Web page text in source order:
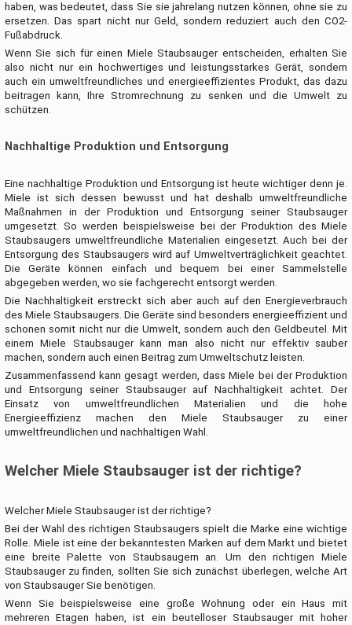
haben, was bedeutet, dass Sie sie jahrelang nutzen können, ohne sie zu
ersetzen. Das spart nicht nur Geld, sondern reduziert auch den CO2-
Fußabdruck.
Wenn Sie sich für einen Miele Staubsauger entscheiden, erhalten Sie
also nicht nur ein hochwertiges und leistungsstarkes Gerät, sondern
auch ein umweltfreundliches und energieeffizientes Produkt, das dazu
beitragen kann, Ihre Stromrechnung zu senken und die Umwelt zu
schützen.
Nachhaltige Produktion und Entsorgung
Eine nachhaltige Produktion und Entsorgung ist heute wichtiger denn je.
Miele ist sich dessen bewusst und hat deshalb umweltfreundliche
Maßnahmen in der Produktion und Entsorgung seiner Staubsauger
umgesetzt. So werden beispielsweise bei der Produktion des Miele
Staubsaugers umweltfreundliche Materialien eingesetzt. Auch bei der
Entsorgung des Staubsaugers wird auf Umweltverträglichkeit geachtet.
Die Geräte können einfach und bequem bei einer Sammelstelle
abgegeben werden, wo sie fachgerecht entsorgt werden.
Die Nachhaltigkeit erstreckt sich aber auch auf den Energieverbrauch
des Miele Staubsaugers. Die Geräte sind besonders energieeffizient und
schonen somit nicht nur die Umwelt, sondern auch den Geldbeutel. Mit
einem Miele Staubsauger kann man also nicht nur effektiv sauber
machen, sondern auch einen Beitrag zum Umweltschutz leisten.
Zusammenfassend kann gesagt werden, dass Miele bei der Produktion
und Entsorgung seiner Staubsauger auf Nachhaltigkeit achtet. Der
Einsatz von umweltfreundlichen Materialien und die hohe
Energieeffizienz machen den Miele Staubsauger zu einer
umweltfreundlichen und nachhaltigen Wahl.
Welcher Miele Staubsauger ist der richtige?
Welcher Miele Staubsauger ist der richtige?
Bei der Wahl des richtigen Staubsaugers spielt die Marke eine wichtige
Rolle. Miele ist eine der bekanntesten Marken auf dem Markt und bietet
eine breite Palette von Staubsaugern an. Um den richtigen Miele
Staubsauger zu finden, sollten Sie sich zunächst überlegen, welche Art
von Staubsauger Sie benötigen.
Wenn Sie beispielsweise eine große Wohnung oder ein Haus mit
mehreren Etagen haben, ist ein beutelloser Staubsauger mit hoher